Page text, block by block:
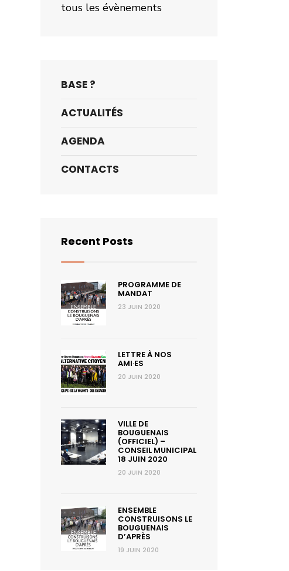
tous les évènements
BASE ?
ACTUALITÉS
AGENDA
CONTACTS
Recent Posts
PROGRAMME DE
MANDAT
23 JUIN 2020
LETTRE À NOS
AMI·ES
20 JUIN 2020
VILLE DE
BOUGUENAIS
(OFFICIEL) –
CONSEIL MUNICIPAL
18 JUIN 2020
20 JUIN 2020
ENSEMBLE
CONSTRUISONS LE
BOUGUENAIS
D’APRÈS
19 JUIN 2020